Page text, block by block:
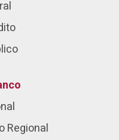
Regional